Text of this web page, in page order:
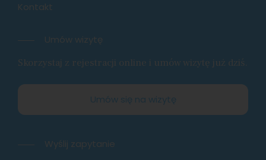
Kontakt
Umów wizytę
Skorzystaj z rejestracji online i umów wizytę już dziś.
Umów się na wizytę
Wyślij zapytanie